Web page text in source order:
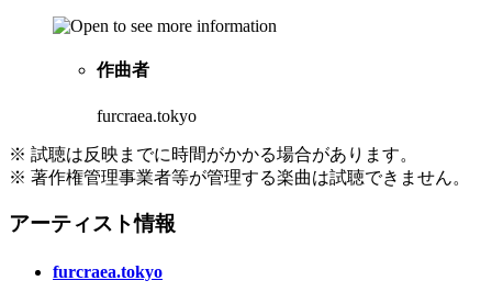
作曲者
furcraea.tokyo
※ 試聴は反映までに時間がかかる場合があります。
※ 著作権管理事業者等が管理する楽曲は試聴できません。
アーティスト情報
furcraea.tokyo